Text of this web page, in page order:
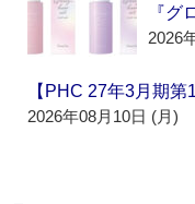
『
2026
【PHC 27年3月期
2026年08月10日 (月)